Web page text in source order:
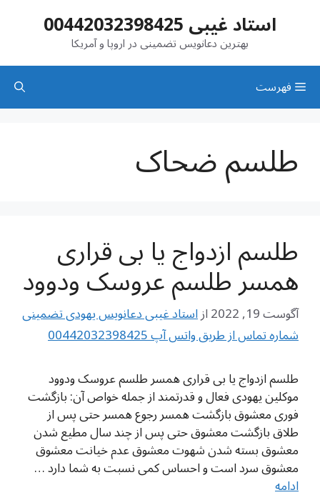
استاد غیبی 00442032398425
بهترین دعانویس تضمینی در اروپا و آمریکا
فهرست
طلسم ضحاک
طلسم ازدواج یا بی قراری
همسر طلسم عروسک ودوود
آگوست 19, 2022 ازاستاد غیبی دعانویس یهودی تضمینی
شماره تماس از طریق واتس آپ 00442032398425
طلسم ازدواج یا بی قراری همسر طلسم عروسک ودوود
موکلین یهودی فعال و قدرتمند از جمله خواص آن: بازگشت
فوری معشوق بازگشت همسر رجوع همسر حتی پس از
طلاق بازگشت معشوق حتی پس از چند سال مطیع شدن
معشوق بسته شدن شهوت معشوق عدم خیانت معشوق
معشوق سرد است و احساس کمی نسبت به شما دارد …
ادامه